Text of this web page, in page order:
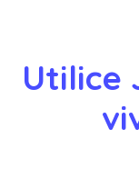
Utilice